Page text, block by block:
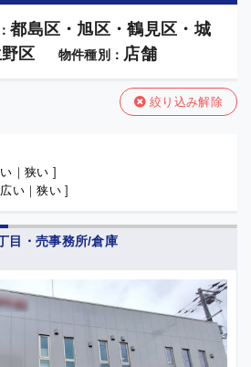
都島区・旭区・鶴見区・城
区
物件種別： 店舗
絞り込み解除
｜狭い ]
広い ｜狭い]
目・売事務所/倉庫